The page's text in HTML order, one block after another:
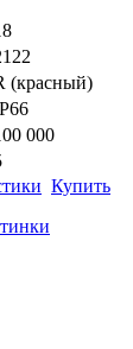
(красный)
000
Купить